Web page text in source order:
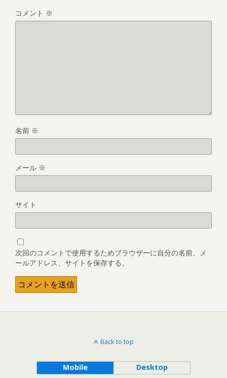
コメント ※
名前 ※
メール ※
サイト
次回のコメントで使用するためブラウザーに自分の名前、メ
ールアドレス、サイトを保存する。
Back to top
Mobile Desktop